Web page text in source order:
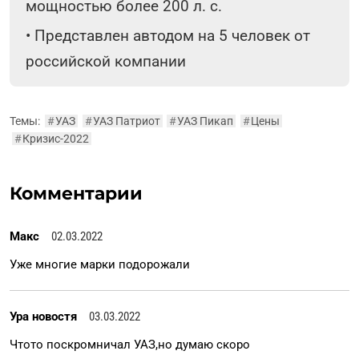
мощностью более 200 л. с.
• Представлен автодом на 5 человек от
российской компании
Темы: #УАЗ #УАЗ Патриот #УАЗ Пикап #Цены
#Кризис-2022
Комментарии
Макс
02.03.2022
Уже многие марки подорожали
Ура новостя
03.03.2022
Чтото поскромничал УАЗ,но думаю скоро